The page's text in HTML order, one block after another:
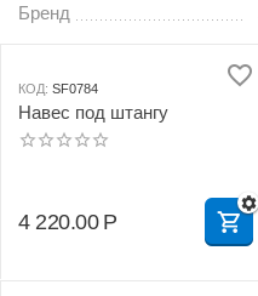
Бренд
КОД: SF0784
Навес под штангу
4 220.00 Р